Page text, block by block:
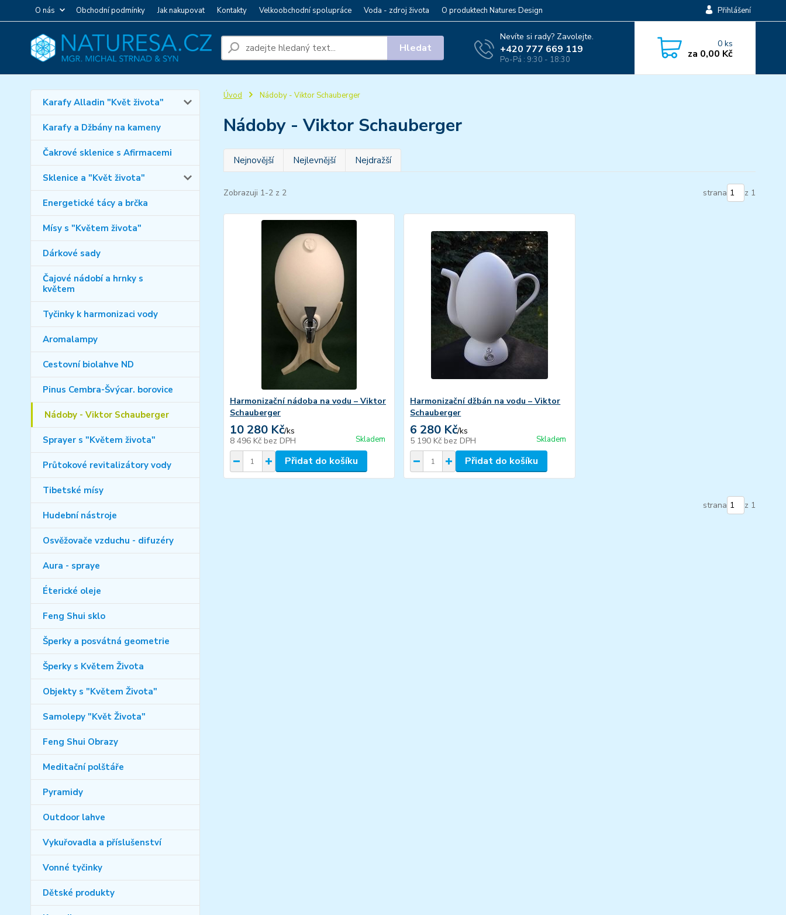
O nás Obchodní podmínky Jak nakupovat Kontakty Velkoobchodní spolupráce Voda - zdroj života O produktech Natures Design Přihlášení
Hledat
Nevíte si rady? Zavolejte.
+420 777 669 119
Po-Pá : 9:30 - 18:30
0ks
za 0,00 Kč
Karafy Alladin "Květ života"
Karafy a Džbány na kameny
Čakrové sklenice s Afirmacemi
Sklenice a "Květ života"
Energetické tácy a brčka
Mísy s "Květem života"
Dárkové sady
Čajové nádobí a hrnky s
květem
Tyčinky k harmonizaci vody
Aromalampy
Cestovní biolahve ND
Pinus Cembra-Švýcar. borovice
Nádoby - Viktor Schauberger
Sprayer s "Květem života"
Průtokové revitalizátory vody
Tibetské mísy
Hudební nástroje
Osvěžovače vzduchu - difuzéry
Aura - spraye
Éterické oleje
Feng Shui sklo
Šperky a posvátná geometrie
Šperky s Květem Života
Objekty s "Květem Života"
Samolepy "Květ Života"
Feng Shui Obrazy
Meditační polštáře
Pyramidy
Outdoor lahve
Vykuřovadla a příslušenství
Vonné tyčinky
Dětské produkty
Úvod Nádoby - Viktor Schauberger
Nádoby - Viktor Schauberger
Nejnovější Nejlevnější Nejdražší
Zobrazuji 1-2 z 2 strana z 1
Harmonizační nádoba na vodu – Viktor
Schauberger
10 280 Kč/ks
8 496 Kč bez DPH Skladem
Přidat do košíku
Harmonizační džbán na vodu – Viktor
Schauberger
6 280 Kč/ks
5 190 Kč bez DPH Skladem
Přidat do košíku
strana z 1